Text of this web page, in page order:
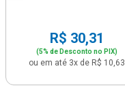
R$ 30,31
(5% de Desconto no PIX)
ou em até 3x de R$ 10,63